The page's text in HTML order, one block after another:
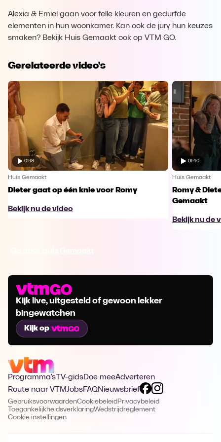
Alexia & Emiel gaan voor felle kleuren en gedurfde
elementen in hun woonkamer. Kan ook de jury hun keuzes
smaken? Bekijk Huis Gemaakt ook op VTM GO.
Gerelateerde video's
01:18
Huis Gemaakt
Dieter gaat op één knie voor Romy
Bekijk nu de video
01:40
Huis Gemaakt
Romy &
Gemaakt
Bekijk nu de
Kijk live, uitgesteld of gewoon lekker
bingewatchen
Kijk op
Programma's TV-gidsDoe meeAdverteren
Route naar VTMJobsFAQNieuwsbrief
GebruiksvoorwaardenCookiebeleid Privacybeleid
ToegankelijkheidsverklaringWedstrijdreglement
Cookie instellingen